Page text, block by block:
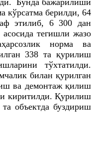
кўрсатма берилди, 64
этилиб, 6 300 дан
тегишли жазо
норма ва
338та қурилиш
тўхтатилди.
билан қурилган
ва демонтаж қилиш
киритилди. Қурилиш
та объектда буздириш